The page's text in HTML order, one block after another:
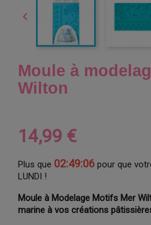

Moule à
Wilton
14,99 €
Plus que 02:49:05 pour que
LUNDI !
Moule à Modelage Motifs Mer
marine à vos créations